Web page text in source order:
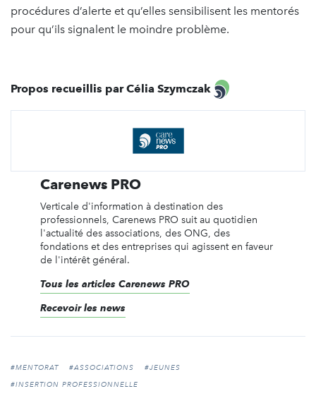
procédures d’alerte et qu’elles sensibilisent les mentorés
pour qu’ils signalent le moindre problème.
Propos recueillis par Célia Szymczak
Carenews PRO
Verticale d'information à destination des
professionnels, Carenews PRO suit au quotidien
l'actualité des associations, des ONG, des
fondations et des entreprises qui agissent en faveur
de l'intérêt général.
Tous les articles Carenews PRO
Recevoir les news
#MENTORAT #ASSOCIATIONS
#JEUNES
#INSERTION PROFESSIONNELLE